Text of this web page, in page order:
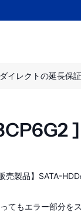
イレクトの延長保
]
売製品】SATA-
てもエラー部分を